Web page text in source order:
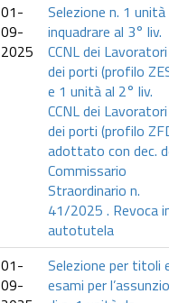
01-
09-
2025
Selezione n. 1 unità
inquadrare al 3° liv.
CCNL dei Lavoratori
dei porti (profilo
e 1 unità al 2° liv.
CCNL dei Lavoratori
dei porti (profilo
adottato con dec.
Commissario
Straordinario n.
41/2025 . Revoca
autotutela
01-
09-
Selezione per titoli
esami per